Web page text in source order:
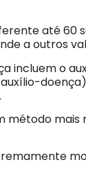
até 60
a outros
incluem o
método mais